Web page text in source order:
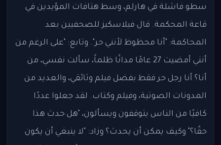
سطو فاشلة في هارلم، وسط هتافات المؤيدين في
قاعة المحكمة. قال فيلاسكيز للصحفيين بعد
المحاكمة: "أنا محظوظ لأنني حر". وتابع: "على الرغم من
أنني أمضيت 27 عامًا مدانًا ظلماً، سألت نفسي، من
أنا؟ أنا رجل حر فقط بفضل فيلم وثائقي، والعديد من
المدونات الصوتية، وفيلم وكتاب. لقد جعلوا عددًا
كافيًا من الناس يتوقفون ويسألون، "هل حدث هذا
حقًا؟" وكيف يمكن أن يحدث؟ وزاد: "لا ينبغي أن يكون